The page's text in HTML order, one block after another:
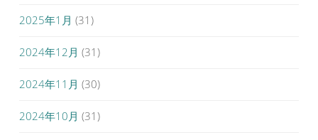
2025年1月 (31)
2024年12月 (31)
2024年11月 (30)
2024年10月 (31)